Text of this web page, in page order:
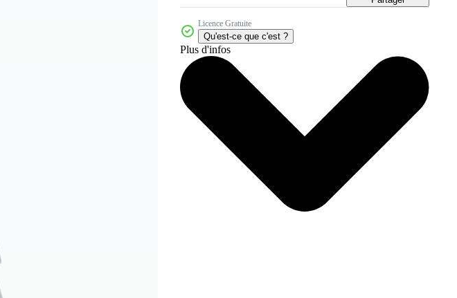
Licence Gratuite
Qu'est-ce que c'est ?
Plus d'infos